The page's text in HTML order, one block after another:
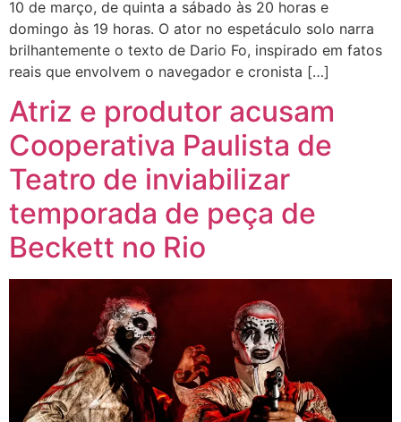
10 de março, de quinta a sábado às 20 horas e
domingo às 19 horas. O ator no espetáculo solo narra
brilhantemente o texto de Dario Fo, inspirado em fatos
reais que envolvem o navegador e cronista […]
Atriz e produtor acusam
Cooperativa Paulista de
Teatro de inviabilizar
temporada de peça de
Beckett no Rio